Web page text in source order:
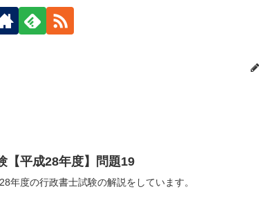
【平成28年度】問題19
年度の行政書士試験の解説をしています。